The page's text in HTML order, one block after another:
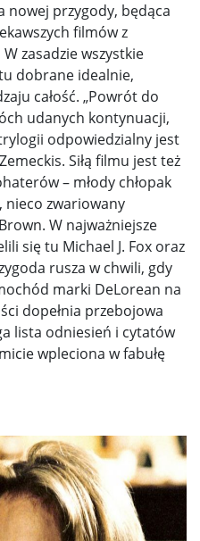
przygody, będąca
filmów z
zasadzie wszystkie
dobrane idealnie,
całość. „Powrót do
udanych kontynuacji,
odpowiedzialny jest
Siłą filmu jest też
– młody chłopak
nieco zwariowany
W najważniejsze
się tu Michael J. Fox oraz
rusza w chwili, gdy
marki DeLorean na
dopełnia przebojowa
lista odniesień i cytatów
wpleciona w fabułę